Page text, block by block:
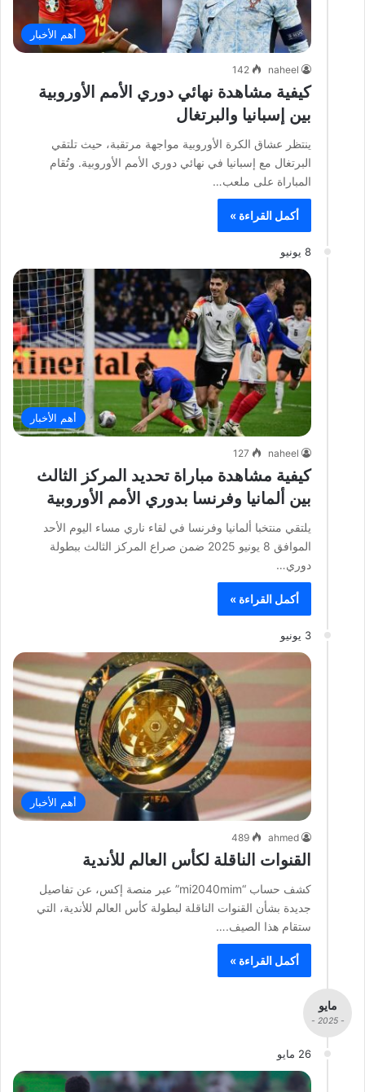
أهم الأخبار
naheel
142
كيفية مشاهدة نهائي دوري الأمم الأوروبية
بين إسبانيا والبرتغال
ينتظر عشاق الكرة الأوروبية مواجهة مرتقبة، حيث تلتقي
البرتغال مع إسبانيا في نهائي دوري الأمم الأوروبية. وتُقام
المباراة على ملعب…
أكمل القراءة »
8 يونيو
أهم الأخبار
naheel
127
كيفية مشاهدة مباراة تحديد المركز الثالث
بين ألمانيا وفرنسا بدوري الأمم الأوروبية
يلتقي منتخبا ألمانيا وفرنسا في لقاء ناري مساء اليوم الأحد
الموافق 8 يونيو 2025 ضمن صراع المركز الثالث ببطولة
دوري…
أكمل القراءة »
3 يونيو
أهم الأخبار
ahmed
489
القنوات الناقلة لكأس العالم للأندية
كشف حساب “mi2040mim” عبر منصة إكس، عن تفاصيل
جديدة بشأن القنوات الناقلة لبطولة كأس العالم للأندية، التي
ستقام هذا الصيف.…
أكمل القراءة »
مايو
- 2025 -
26 مايو